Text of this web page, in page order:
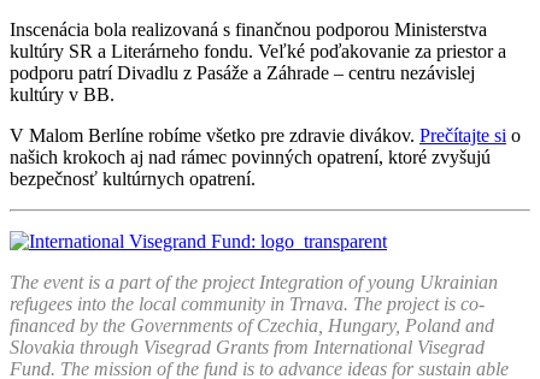
Inscenácia bola realizovaná s finančnou podporou Ministerstva
kultúry SR a Literárneho fondu. Veľké poďakovanie za priestor a
podporu patrí Divadlu z Pasáže a Záhrade – centru nezávislej
kultúry v BB.
V Malom Berlíne robíme všetko pre zdravie divákov. Prečítajte si o
našich krokoch aj nad rámec povinných opatrení, ktoré zvyšujú
bezpečnosť kultúrnych opatrení.
The event is a part of the project Integration of young Ukrainian
refugees into the local community in Trnava. The project is co-
financed by the Governments of Czechia, Hungary, Poland and
Slovakia through Visegrad Grants from International Visegrad
Fund. The mission of the fund is to advance ideas for sustain able